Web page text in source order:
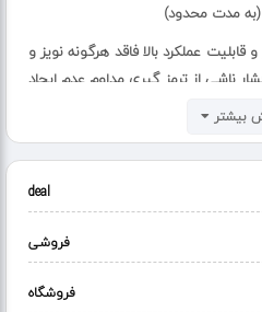
(به مدت محدود)
عملکرد بالا فاقد هرگونه نویز و
ناشی از ترمز گیری مداوم عدم ایجاد
ماده سمی و سرطان زای آزبست مناسب
بیشتر
deal
فروشی
فروشگاه